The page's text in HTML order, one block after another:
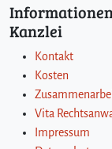
Kanzlei
Kontakt
Kosten
Vita
Impressum